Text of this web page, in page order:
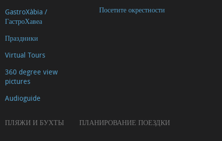
GastroXàbia /
ГастроХавеа
Праздники
Virtual Tours
360 degree view
pictures
Audioguide
Посетите окрестности
ПЛЯЖИ И БУХТЫ ПЛАНИРОВАНИЕ ПОЕЗДКИ